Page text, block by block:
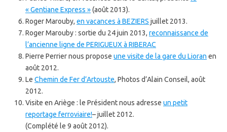
« Gentiane Express »(août 2013).
Roger Marouby, en vacances à BEZIERS juillet 2013.
Roger Marouby : sortie du 24 juin 2013, reconnaissance de
l’ancienne ligne de PERIGUEUX à RIBERAC
Pierre Perrier nous propose une visite de la gare du Lioran en
août 2012.
Le Chemin de Fer d’Artouste, Photos d’Alain Conseil, août
2012.
Visite en Ariège : le Président nous adresse un petit
reportage ferroviaire!– juillet 2012.
(Complété le 9 août 2012).